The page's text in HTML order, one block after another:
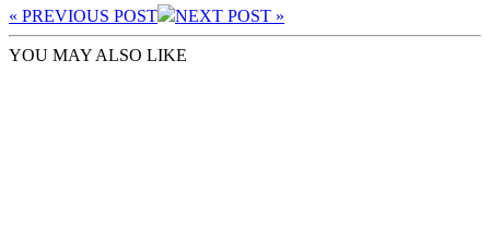
« PREVIOUS POST NEXT POST »
YOU MAY ALSO LIKE